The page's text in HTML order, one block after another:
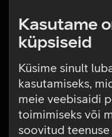
Kasutame
küpsiseid
Küsime sinult
kasutamiseks,
meie veebisaidi
toimimiseks või
soovitud teenuse